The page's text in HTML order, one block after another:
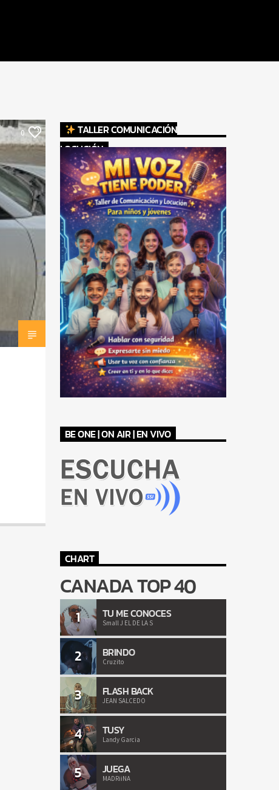
0
TALLER COMUNICACIÓN
LOCUCIÓN
BE ONE | ON AIR | EN VIVO
CHART
CANADA TOP 40
1 TU ME CONOCES
Small J EL DE LA S
2 BRINDO
Cruzito
3 FLASH BACK
JEAN SALCEDO
4 TUSY
Landy Garcia
5 JUEGA
MADRiiNA